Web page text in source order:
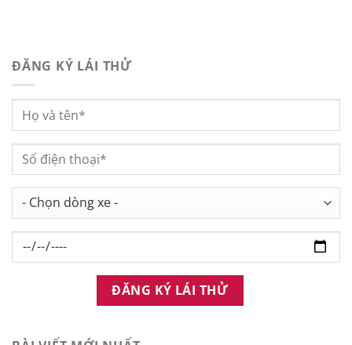
ĐĂNG KÝ LÁI THỬ